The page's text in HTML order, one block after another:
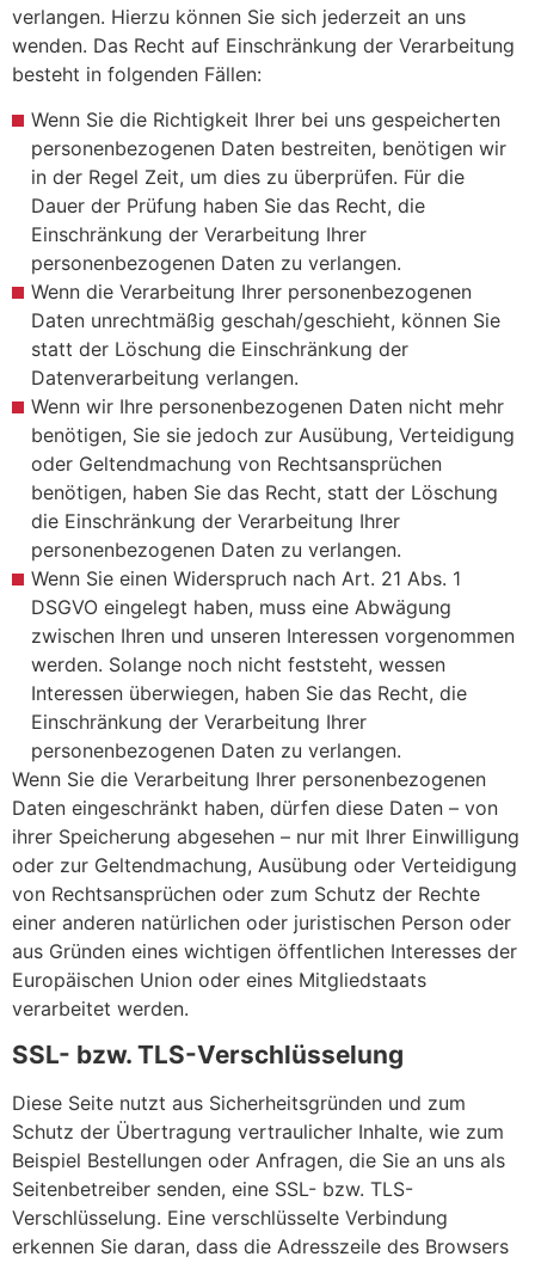
verlangen. Hierzu können Sie sich jederzeit an uns
wenden. Das Recht auf Einschränkung der Verarbeitung
besteht in folgenden Fällen:
Wenn Sie die Richtigkeit Ihrer bei uns gespeicherten
personenbezogenen Daten bestreiten, benötigen wir
in der Regel Zeit, um dies zu überprüfen. Für die
Dauer der Prüfung haben Sie das Recht, die
Einschränkung der Verarbeitung Ihrer
personenbezogenen Daten zu verlangen.
Wenn die Verarbeitung Ihrer personenbezogenen
Daten unrechtmäßig geschah/geschieht, können Sie
statt der Löschung die Einschränkung der
Datenverarbeitung verlangen.
Wenn wir Ihre personenbezogenen Daten nicht mehr
benötigen, Sie sie jedoch zur Ausübung, Verteidigung
oder Geltendmachung von Rechtsansprüchen
benötigen, haben Sie das Recht, statt der Löschung
die Einschränkung der Verarbeitung Ihrer
personenbezogenen Daten zu verlangen.
Wenn Sie einen Widerspruch nach Art. 21 Abs. 1
DSGVO eingelegt haben, muss eine Abwägung
zwischen Ihren und unseren Interessen vorgenommen
werden. Solange noch nicht feststeht, wessen
Interessen überwiegen, haben Sie das Recht, die
Einschränkung der Verarbeitung Ihrer
personenbezogenen Daten zu verlangen.
Wenn Sie die Verarbeitung Ihrer personenbezogenen
Daten eingeschränkt haben, dürfen diese Daten – von
ihrer Speicherung abgesehen – nur mit Ihrer Einwilligung
oder zur Geltendmachung, Ausübung oder Verteidigung
von Rechtsansprüchen oder zum Schutz der Rechte
einer anderen natürlichen oder juristischen Person oder
aus Gründen eines wichtigen öffentlichen Interesses der
Europäischen Union oder eines Mitgliedstaats
verarbeitet werden.
SSL- bzw. TLS-Verschlüsselung
Diese Seite nutzt aus Sicherheitsgründen und zum
Schutz der Übertragung vertraulicher Inhalte, wie zum
Beispiel Bestellungen oder Anfragen, die Sie an uns als
Seitenbetreiber senden, eine SSL- bzw. TLS-
Verschlüsselung. Eine verschlüsselte Verbindung
erkennen Sie daran, dass die Adresszeile des Browsers